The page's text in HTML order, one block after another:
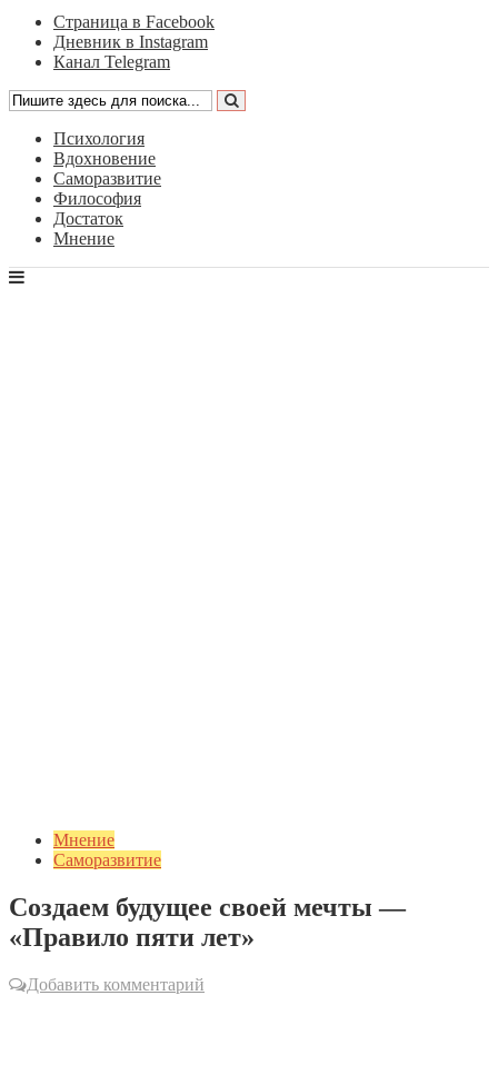
Страница в Facebook
Дневник в Instagram
Канал Telegram
Психология
Вдохновение
Саморазвитие
Философия
Достаток
Мнение
Мнение
Саморазвитие
Создаем будущее своей мечты —
«Правило пяти лет»
Добавить комментарий